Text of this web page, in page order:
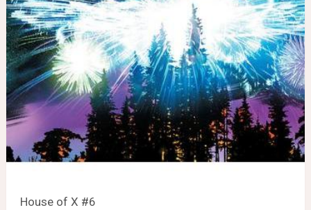
House of X #6